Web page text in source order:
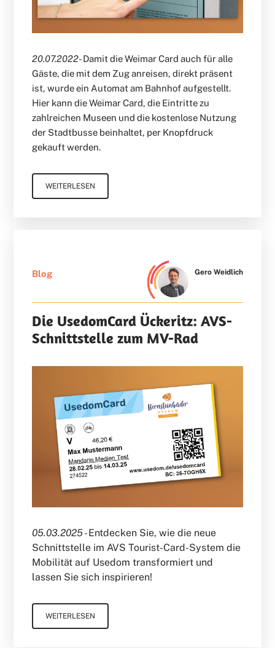
20.07.2022- Damit die Weimar Card auch für alle
Gäste, die mit dem Zug anreisen, direkt präsent
ist, wurde ein Automat am Bahnhof aufgestellt.
Hier kann die Weimar Card, die Eintritte zu
zahlreichen Museen und die kostenlose Nutzung
der Stadtbusse beinhaltet, per Knopfdruck
gekauft werden.
WEITERLESEN
Blog Gero Weidlich
Die UsedomCard Ückeritz: AVS-
Schnittstelle zum MV-­Rad
05.03.2025 -Entdecken Sie, wie die neue
Schnittstelle im AVS Tourist-Card-System die
Mobilität auf Usedom transformiert und
lassen Sie sich inspirieren!
WEITERLESEN